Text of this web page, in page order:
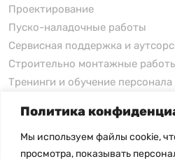
Политика
Мы используем файлы cookie,
просмотра, показывать
Проектирование
Пуско-наладочные работы
Сервисная поддержка и
Строительно монтажные
Тренинги и обучение персонала
xFusion
xFusion